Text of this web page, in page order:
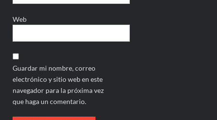
Web
Guardar mi nombre, correo
electrónico y sitio web en este
navegador para la próxima vez
que haga un comentario.